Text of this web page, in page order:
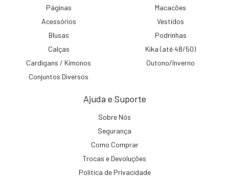
Páginas
Acessórios
Blusas
Calças
Cardigans / Kimonos
Conjuntos Diversos
Macacões
Vestidos
Podrinhas
Kika (até 48/50)
Outono/Inverno
Ajuda e Suporte
Sobre Nós
Segurança
Como Comprar
Trocas e Devoluções
Política de Privacidade